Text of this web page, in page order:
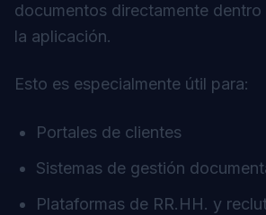
documentos directamente
la aplicación.
Esto es especialmente útil para:
Portales de clientes
Sistemas de gestión
Plataformas de RR.HH. y